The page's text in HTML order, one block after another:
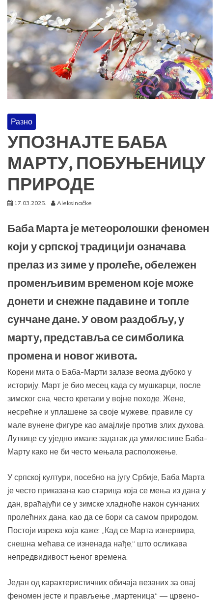
Разно
УПОЗНАЈТЕ БАБА
МАРТУ, ПОБУЊЕНИЦУ
ПРИРОДЕ
17.03.2025. Aleksinačke
Баба Марта је метеоролошки феномен
који у српској традицији означава
прелаз из зиме у пролеће, обележен
променљивим временом које може
донети и снежне падавине и топле
сунчане дане. У овом раздобљу, у
марту, представља се симболика
промена и новог живота.
Корени мита о Баба-Марти залазе веома дубоко у
историју. Март је био месец када су мушкарци, после
зимског сна, често кретали у војне походе. Жене,
несрећне и уплашене за своје мужеве, правиле су
мале вунене фигуре као амајлије против злих духова.
Луткице су уједно имале задатак да умилостиве Баба-
Марту како не би често мењала расположење.
У српској култури, посебно на југу Србије, Баба Марта
је често приказана као старица која се мења из дана у
дан, враћајући се у зимске хладноће након сунчаних
пролећних дана, као да се бори са самом природом.
Постоји изрека која каже: „Кад се Марта изнервира,
снешна мећава се изненада нађе,“ што осликава
непредвидивост њеног времена.
Један од карактеристичних обичаја везаних за овај
феномен јесте и прављење „мартеница“ — црвено-